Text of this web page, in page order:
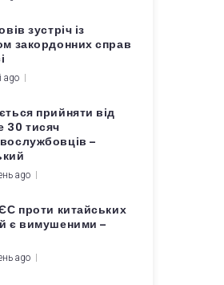
зустріч із
закордонних справ
ago
прийняти від
30 тисяч
–
ago
ЄС проти китайських
є вимушеними –
ago